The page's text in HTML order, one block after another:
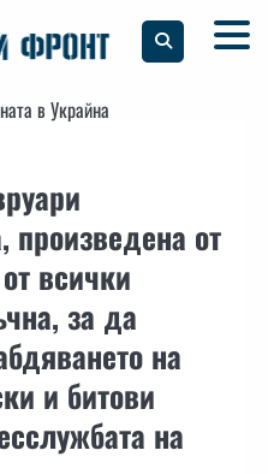
в Украйна
произведена от
всички
за да
на
и битови
на